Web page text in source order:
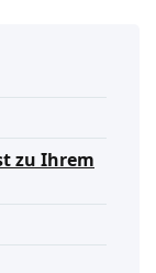
zu Ihrem